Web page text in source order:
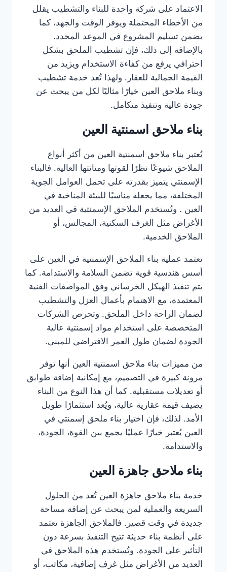
الاعتماد على شركة واحدة للبناء والتشطيب يقلل
من الأخطاء المحتملة ويوفر الوقت والجهد، كما
يضمن تسليم المشروع في الموعد المحدد.
بالإضافة إلى ذلك، فإن تشطيب الملحق بشكل
احترافي يرفع من كفاءة الاستخدام ويزيد من
القيمة الجمالية للعقار. ولهذا تُعد خدمة تشطيب
وبناء ملاحق العين خيارًا مثاليًا لكل من يبحث عن
جودة عالية وتنفيذ متكامل.
بناء ملاحق اسمنتية العين
يُعتبر بناء ملاحق اسمنتية العين من أكثر أنواع
الملاحق شيوعًا نظرًا لقوتها ومتانتها العالية. فالبناء
الإسمنتي يتميز بقدرته على تحمل العوامل الجوية
المختلفة، مما يجعله مناسبًا للبيئة المناخية في
العين . وتُستخدم الملاحق الإسمنتية في العديد من
الأغراض مثل الغرف السكنية، المجالس، أو
الملاحق الخدمية.
تعتمد عملية بناء الملاحق الإسمنتية في العين على
أسس هندسية قوية تضمن السلامة والاستدامة. كما
يتم تنفيذ الهيكل الخرساني وفق المواصفات الفنية
المعتمدة، مع الاهتمام بأعمال العزل والتشطيب
لضمان الراحة داخل الملحق. وتحرص الشركات
المتخصصة على استخدام مواد إسمنتية عالية
الجودة لضمان طول العمر الافتراضي للمبنى.
من مميزات بناء ملاحق اسمنتية العين أنها توفر
مرونة كبيرة في التصميم، مع إمكانية إضافة طوابق
أو تعديلات مستقبلية. كما أن هذا النوع من البناء
يضيف قيمة عقارية عالية، ويُعد استثمارًا طويل
الأمد. لذلك، فإن اختيار بناء ملحق إسمنتي في
العين يُعتبر خيارًا عمليًا يجمع بين القوة، الجودة،
والاستدامة.
بناء ملاحق جاهزة العين
خدمة بناء ملاحق جاهزة العين تُعد من الحلول
السريعة والعملية لمن يبحث عن إضافة مساحة
جديدة في وقت قصير. فالملاحق الجاهزة تعتمد
على أنظمة بناء حديثة تتيح التنفيذ بسرعة دون
التأثير على الجودة. وتُستخدم هذه الملاحق في
العديد من الأغراض مثل غرف إضافية، مكاتب، أو